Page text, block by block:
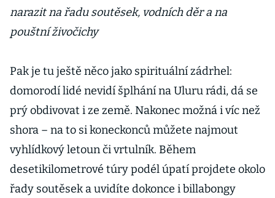
narazit na řadu soutěsek, vodních děr a na
pouštní živočichy
Pak je tu ještě něco jako spirituální zádrhel:
domorodí lidé nevidí šplhání na Uluru rádi, dá se
prý obdivovat i ze země. Nakonec možná i víc než
shora – na to si koneckonců můžete najmout
vyhlídkový letoun či vrtulník. Během
desetikilometrové túry podél úpatí projdete okolo
řady soutěsek a uvidíte dokonce i billabongy